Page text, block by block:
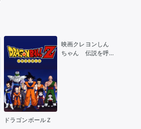
ドラゴンボールＺ
映画クレヨンしん
ちゃん 伝説を呼